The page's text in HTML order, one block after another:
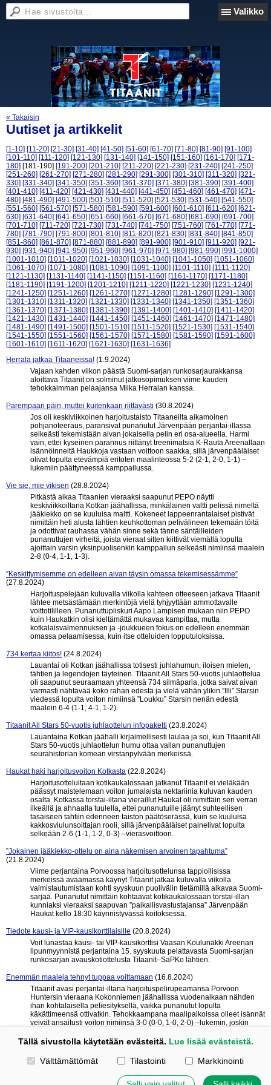
Valikko
« Takaisin
Uutiset ja artikkelit
[1-10] [11-20] [21-30] [31-40] [41-50] [51-60] [61-70] [71-80] [81-90] [91-100]
[101-110] [111-120] [121-130] [131-140] [141-150] [151-160] [161-170] [171-
180] [181-190] [191-200] [201-210] [211-220] [221-230] [231-240] [241-250]
[251-260] [261-270] [271-280] [281-290] [291-300] [301-310] [311-320] [321-
330] [331-340] [341-350] [351-360] [361-370] [371-380] [381-390] [391-400]
[401-410] [411-420] [421-430] [431-440] [441-450] [451-460] [461-470] [471-
480] [481-490] [491-500] [501-510] [511-520] [521-530] [531-540] [541-550]
[551-560] [561-570] [571-580] [581-590] [591-600] [601-610] [611-620] [621-
630] [631-640] [641-650] [651-660] [661-670] [671-680] [681-690] [691-700]
[701-710] [711-720] [721-730] [731-740] [741-750] [751-760] [761-770] [771-
780] [781-790] [791-800] [801-810] [811-820] [821-830] [831-840] [841-850]
[851-860] [861-870] [871-880] [881-890] [891-900] [901-910] [911-920] [921-
930] [931-940] [941-950] [951-960] [961-970] [971-980] [981-990] [991-1000]
[1001-1010] [1011-1020] [1021-1030] [1031-1040] [1041-1050] [1051-1060]
[1061-1070] [1071-1080] [1081-1090] [1091-1100] [1101-1110] [1111-1120]
[1121-1130] [1131-1140] [1141-1150] [1151-1160] [1161-1170] [1171-1180]
[1181-1190] [1191-1200] [1201-1210] [1211-1220] [1221-1230] [1231-1240]
[1241-1250] [1251-1260] [1261-1270] [1271-1280] [1281-1290] [1291-1300]
[1301-1310] [1311-1320] [1321-1330] [1331-1340] [1341-1350] [1351-1360]
[1361-1370] [1371-1380] [1381-1390] [1391-1400] [1401-1410] [1411-1420]
[1421-1430] [1431-1440] [1441-1450] [1451-1460] [1461-1470] [1471-1480]
[1481-1490] [1491-1500] [1501-1510] [1511-1520] [1521-1530] [1531-1540]
[1541-1550] [1551-1560] [1561-1570] [1571-1580] [1581-1590] [1591-1600]
[1601-1610] [1611-1620] [1621-1630] [1631-1636]
Herrala jatkaa Titaaneissa! (1.9.2024)
Vajaan kahden viikon päästä Suomi-sarjan runkosarjaurakkansa
aloittava Titaanit on solminut jatkosopimuksen viime kauden
tehokkaimman pelaajansa Miika Herralan kanssa.
Parempaan päin, muttei kuitenkaan riittävästi (30.8.2024)
Jos oli keskiviikkoinen harjoitustaisto Titaaneilta aikamoinen
pohjanoteeraus, paransivat punanutut Järvenpään perjantai-illassa
selkeästi tekemistään aivan jokaisella pelin eri osa-alueella. Harmi
vain, ettei kyseinen parannus riittänyt treenimatsia K-Rauta Areenallaan
isännöinneitä Haukkoja vastaan voittoon saakka, sillä järvenpääläiset
olivat lopulta etevämpiä eritoten maalinteossa 5-2 (2-1, 2-0, 1-1) –
lukemiin päättyneessä kamppailussa.
Vie sie, mie vikisen (28.8.2024)
Pitkästä aikaa Titaanien vieraaksi saapunut PEPO näytti
keskiviikkoiltana Kotkan jäähallissa, minkälainen valtti pelissä nimeltä
jääkiekko on se kuuluisa maltti. Kokeneet lappeenrantalaiset pistivät
nimittäin heti alusta lähtien keuhkottoman pelivälineen tekemään töitä
ja odottivat rauhassa vähän sinne sekä tänne säntäilleiden
punanuttujen virheitä, joista vieraat sitten kiittivät viemällä lopulta
ajoittain varsin yksinpuolisenkin kamppailun selkeästi nimiinsä maalein
2-8 (0-4, 1-1, 1-3).
”Keskittymisemme on edelleen aivan täysin omassa tekemisessämme”
(27.8.2024)
Harjoituspelejään kuluvalla viikolla kahteen otteeseen jatkava Titaanit
lähtee metsästämään merkintöjä vielä tyhjyyttään ammottavalle
voittotililleen. Punanuttupiiskuri Aapo Lampisen mukaan niin PEPO
kuin Haukatkin olisi kieltämättä mukavaa kampittaa, mutta
kotkalaisvalmennuksen ja -joukkueen fokus on edelleen enemmän
omassa pelaamisessa, kuin itse otteluiden lopputuloksissa.
734 kertaa kiitos! (24.8.2024)
Lauantai oli Kotkan jäähallissa totisesti juhlahumun, iloisen mielen,
tähtien ja legendojen täyteinen. Titaanit All Stars 50-vuotis juhlaottelua
oli saapunut seuraamaan yhteensä 734 silmäparia, jotka saivat aivan
varmasti nähtävää koko rahan edestä ja vielä vähän ylikin ”Illi” Starsin
viedessä lopulta voiton nimiinsä ”Loukku” Starsin nenän edestä
maalein 6-4 (1-1, 4-1, 1-2).
Titaanit All Stars 50-vuotis juhlaottelun infopaketti (23.8.2024)
Lauantaina Kotkan jäähalli kirjaimellisesti laulaa ja soi, kun Titaanit All
Stars 50-vuotis juhlaottelun humu ottaa vallan punanuttujen
seurahistorian komean virstanpylvään merkeissä.
Haukat haki harjoitusvoiton Kotkasta (22.8.2024)
Harjoitusotteluitaan kotikaukalossaan jatkanut Titaanit ei vieläkään
päässyt maistelemaan voiton jumalaista nektariinia kuluvan kauden
osalta. Kotkassa torstai-iltana vieraillut Haukat oli nimittäin sen verran
ilkeällä ja ahnaalla tuulella, ettei punanutuille jäänyt suhteellisen
tasaiseen tahtiin edenneen taiston päätöserässä, kuin se kuuluisa
kakkosviulunsoittajan rooli, sillä järvenpääläiset painelivat lopulta
selkeään 2-6 (1-1, 1-2, 0-3) –vierasvoittoon.
”Jokainen jääkiekko-ottelu on aina näkemisen arvoinen tapahtuma”
(21.8.2024)
Viime perjantaina Porvoossa harjoitusottelunsa tappiollisissa
merkeissä avaamassa käynyt Titaanit jatkaa kuluvalla viikolla
valmistautumistaan kohti syyskuun puolivälin tietämillä alkavaa Suomi-
sarjaa. Punanutut nimittäin kohtaavat kotikaukalossaan torstai-illan
kunniaksi vieraaksi saapuvan ”paikallisvastustajansa” Järvenpään
Haukat kello 18:30 käynnistyvässä koitoksessa.
Tiedote kausi- ja VIP-kausikorttilaisille (20.8.2024)
Voit lunastaa kausi- tai VIP-kausikorttisi Vaasan Koulunäkki Areenan
lipunmyynnistä perjantaina 15. syyskuuta pelattavasta Suomi-sarjan
runkosarjan avauskotiottelusta Titaanit–SaPKo lähtien.
Enemmän maaleja tehnyt tuppaa voittamaan (16.8.2024)
Titaanit avasi perjantai-iltana harjoituspelirupeamansa Porvoon
Huntersin vieraana Kokonniemen jäähallissa vuodenaikaan nähden
ihan kohtalaisella peliesityksellä, vaikka punanutut lopulta
käkättimeensä ottivatkin. Tehokkaampana maalipaikoissa olleet isännät
veivät ansaitusti voiton nimiinsä 3-0 (0-0, 1-0, 2-0) –lukemin, joskin
seuraavat 10 »
Evästeet
Tällä sivustolla käytetään evästeitä. Lue lisää evästeistä.
Valitse käytettävät evästeet
Välttämättömät Tilastointi Markkinointi